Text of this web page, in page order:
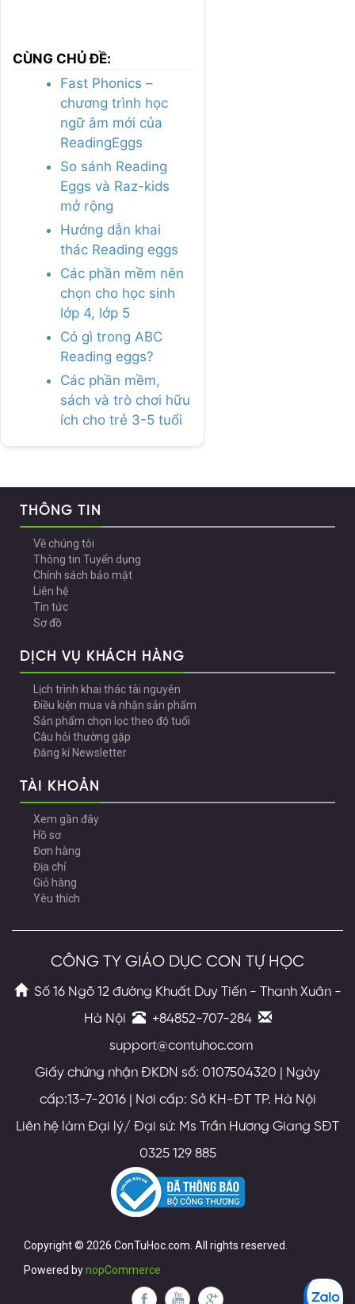
CÙNG CHỦ ĐỀ:
Fast Phonics –
chương trình học
ngữ âm mới của
ReadingEggs
So sánh Reading
Eggs và Raz-kids
mở rộng
Hướng dẫn khai
thác Reading eggs
Các phần mềm nên
chọn cho học sinh
lớp 4, lớp 5
Có gì trong ABC
Reading eggs?
Các phần mềm,
sách và trò chơi hữu
ích cho trẻ 3-5 tuổi
THÔNG TIN
Về chúng tôi
Thông tin Tuyển dụng
Chính sách bảo mật
Liên hệ
Tin tức
Sơ đồ
DỊCH VỤ KHÁCH HÀNG
Lịch trình khai thác tài nguyên
Điều kiện mua và nhận sản phẩm
Sản phẩm chọn lọc theo độ tuổi
Câu hỏi thường gặp
Đăng kí Newsletter
TÀI KHOẢN
Xem gần đây
Hồ sơ
Đơn hàng
Địa chỉ
Giỏ hàng
Yêu thích
CÔNG TY GIÁO DỤC CON TỰ HỌC
Số 16 Ngõ 12 đường Khuất Duy Tiến - Thanh Xuân -
Hà Nội
+84852-707-284
support@contuhoc.com
Giấy chứng nhận ĐKDN số: 0107504320 | Ngày
cấp:13-7-2016 | Nơi cấp: Sở KH-ĐT TP. Hà Nội
Liên hệ làm Đại lý/ Đại sứ: Ms Trần Hương Giang SĐT
0325 129 885
Copyright © 2026 ConTuHoc.com. All rights reserved.
Powered bynopCommerce